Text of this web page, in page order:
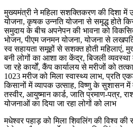
मुख्यमंत्री ने महिला सशक्तिकरण की दिशा में
योजना, कृषक उन्नति योजना से समृद्ध होते
समुदाय के बीच अपनेपन की भावना को
भोजन, पीएम जनमन योजना, योजना से
स्व सहायता समूहों से सशक्त होती महिलाएं,
बनी लोगों का आशा का केंद्र, बिजली
जा रहे कार्यों, कैंप कार्यालय से मरीजों को
1023 मरीज को मिला स्वास्थ्य लाभ, प्रति
किसानों में व्यापक उत्साह, विष्णु के सुशासन
तस्वीर, आयुष्मान कार्ड, जाति प्रमाण-पत्र,
योजनाओं का दिया जा रहा लोगों को लाभ
मधेश्वर पहाड़ को मिला शिवलिंग की विश्व